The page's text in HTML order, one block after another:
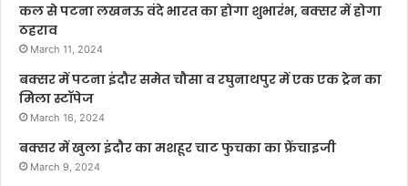
कल से पटना लखनऊ वंदे भारत का होगा शुभारंभ, बक्सर में होगा
ठहराव
March 11, 2024
बक्सर में पटना इंदौर समेत चौसा व रघुनाथपुर में एक एक ट्रेन का
मिला स्टॉपेज
March 16, 2024
बक्सर में खुला इंदौर का मशहूर चाट फुचका का फ्रेंचाइजी
March 9, 2024